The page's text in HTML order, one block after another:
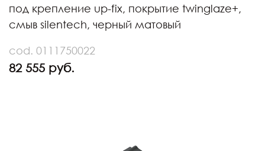
под крепление up-fix, покрытие twinglaze+,
смыв silentech, черный матовый
cod. 0111750022
82 555 руб.